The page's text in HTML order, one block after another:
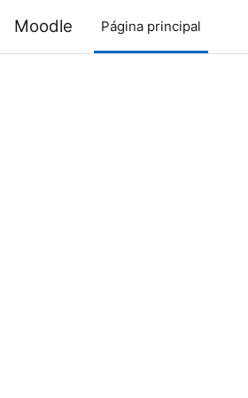
Moodle Página principal